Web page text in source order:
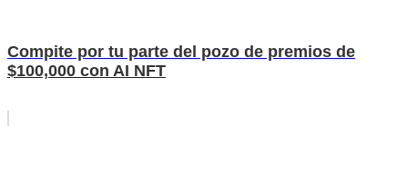
Compite por tu parte del pozo de premios de
$100,000 con AI NFT